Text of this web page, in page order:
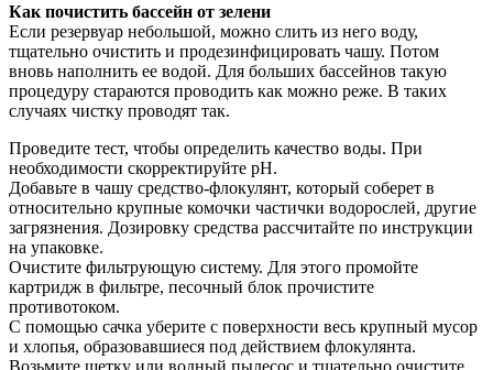
Как почистить бассейн от зелени
Если резервуар небольшой, можно слить из него воду,
тщательно очистить и продезинфицировать чашу. Потом
вновь наполнить ее водой. Для больших бассейнов такую
процедуру стараются проводить как можно реже. В таких
случаях чистку проводят так.
Проведите тест, чтобы определить качество воды. При
необходимости скорректируйте рН.
Добавьте в чашу средство-флокулянт, который соберет в
относительно крупные комочки частички водорослей, другие
загрязнения. Дозировку средства рассчитайте по инструкции
на упаковке.
Очистите фильтрующую систему. Для этого промойте
картридж в фильтре, песочный блок прочистите
противотоком.
С помощью сачка уберите с поверхности весь крупный мусор
и хлопья, образовавшиеся под действием флокулянта.
Возьмите щетку или водный пылесос и тщательно очистите